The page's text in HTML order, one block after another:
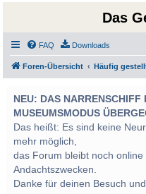
Das
FAQ Downloads
Foren-Übersicht Häufig
NEU: DAS
MUSEUMSMODUS
Das heißt: Es sind keine
mehr möglich,
das Forum bleibt noch
Andachtszwecken.
Danke für deinen Besuch